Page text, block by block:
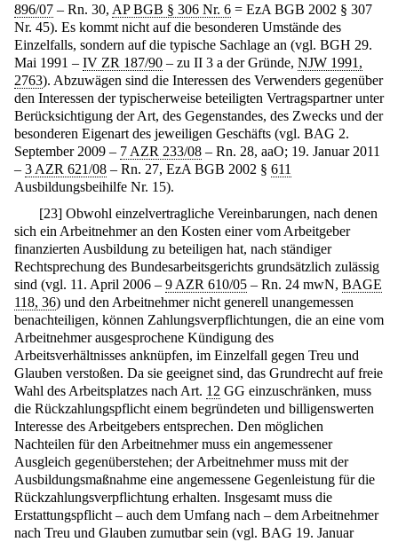
896/07 – Rn. 30, AP BGB § 306 Nr. 6 = EzA BGB 2002 § 307
Nr. 45). Es kommt nicht auf die besonderen Umstände des
Einzelfalls, sondern auf die typische Sachlage an (vgl. BGH 29.
Mai 1991 – IV ZR 187/90 – zu II 3 a der Gründe, NJW 1991,
2763). Abzuwägen sind die Interessen des Verwenders gegenüber
den Interessen der typischerweise beteiligten Vertragspartner unter
Berücksichtigung der Art, des Gegenstandes, des Zwecks und der
besonderen Eigenart des jeweiligen Geschäfts (vgl. BAG 2.
September 2009 – 7 AZR 233/08 – Rn. 28, aaO; 19. Januar 2011
– 3 AZR 621/08 – Rn. 27, EzA BGB 2002 § 611
Ausbildungsbeihilfe Nr. 15).
[23] Obwohl einzelvertragliche Vereinbarungen, nach denen
sich ein Arbeitnehmer an den Kosten einer vom Arbeitgeber
finanzierten Ausbildung zu beteiligen hat, nach ständiger
Rechtsprechung des Bundesarbeitsgerichts grundsätzlich zulässig
sind (vgl. 11. April 2006 – 9 AZR 610/05 – Rn. 24 mwN, BAGE
118, 36) und den Arbeitnehmer nicht generell unangemessen
benachteiligen, können Zahlungsverpflichtungen, die an eine vom
Arbeitnehmer ausgesprochene Kündigung des
Arbeitsverhältnisses anknüpfen, im Einzelfall gegen Treu und
Glauben verstoßen. Da sie geeignet sind, das Grundrecht auf freie
Wahl des Arbeitsplatzes nach Art. 12 GG einzuschränken, muss
die Rückzahlungspflicht einem begründeten und billigenswerten
Interesse des Arbeitgebers entsprechen. Den möglichen
Nachteilen für den Arbeitnehmer muss ein angemessener
Ausgleich gegenüberstehen; der Arbeitnehmer muss mit der
Ausbildungsmaßnahme eine angemessene Gegenleistung für die
Rückzahlungsverpflichtung erhalten. Insgesamt muss die
Erstattungspflicht – auch dem Umfang nach – dem Arbeitnehmer
nach Treu und Glauben zumutbar sein (vgl. BAG 19. Januar